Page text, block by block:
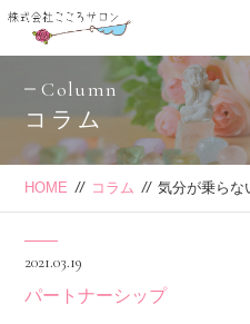
Column
コラム
HOME // コラム // 気分が乗らな
2021.03.19
パートナーシップ